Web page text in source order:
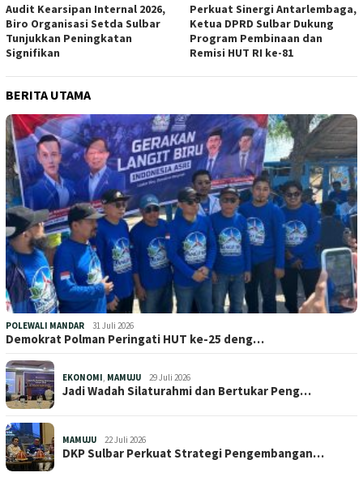
Audit Kearsipan Internal 2026,
Biro Organisasi Setda Sulbar
Tunjukkan Peningkatan
Signifikan
Perkuat Sinergi Antarlembaga,
Ketua DPRD Sulbar Dukung
Program Pembinaan dan
Remisi HUT RI ke-81
BERITA UTAMA
POLEWALI MANDAR 31 Juli 2026
Demokrat Polman Peringati HUT ke-25 deng…
EKONOMI MAMUJU 29 Juli 2026
Jadi Wadah Silaturahmi dan Bertukar Peng…
MAMUJU 22 Juli 2026
DKP Sulbar Perkuat Strategi Pengembangan…